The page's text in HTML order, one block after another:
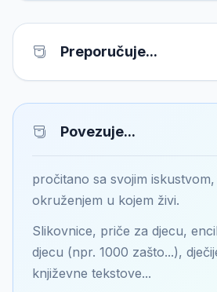
Preporučuje...
Povezuje...
pročitano sa svojim
okruženjem u kojem živi.
Slikovnice, priče za djecu,
djecu (npr. 1000 zašto...),
književne tekstove...